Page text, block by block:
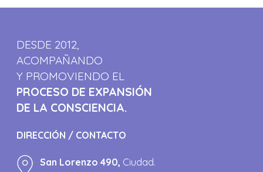
DESDE 2012,
ACOMPAÑANDO
Y PROMOVIENDO EL
PROCESO DE EXPANSIÓN
DE LA CONSCIENCIA.
DIRECCIÓN / CONTACTO
San Lorenzo 490, Ciudad.